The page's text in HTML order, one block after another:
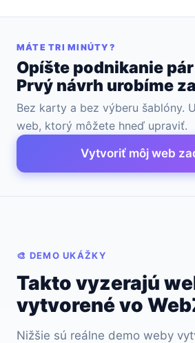
MÁTE TRI MINÚTY?
Opíšte podnikanie
Prvý návrh urobíme
Bez karty a bez výberu šablóny.
web, ktorý môžete hneď upraviť.
Vytvoriť môj web
🎨 DEMO UKÁŽKY
Takto vyzerajú
vytvorené vo
Nižšie sú reálne demo weby